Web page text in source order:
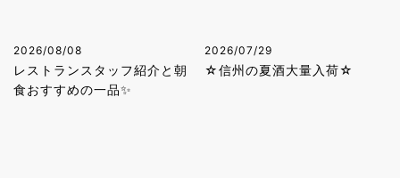
2026/08/08
レストランスタッフ紹介と朝
食おすすめの一品✨
2026/07/29
☆信州の夏酒大量入荷☆